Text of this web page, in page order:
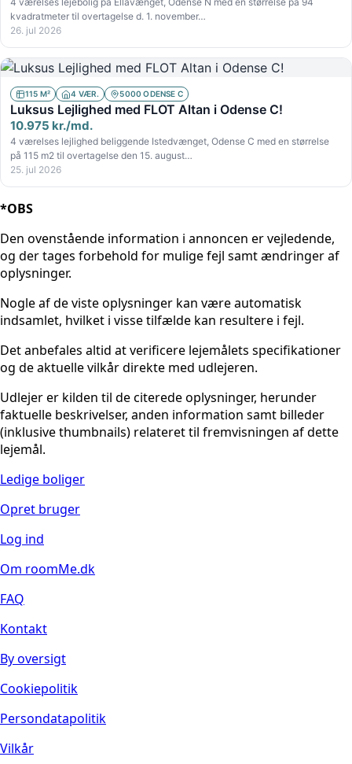
kvadratmeter til overtagelse d. 1. november…
26. jul 2026
115 M² 4 VÆR. 5000 ODENSE C
Luksus Lejlighed med FLOT Altan i Odense C!
10.975 kr./md.
4 værelses lejlighed beliggende Istedvænget, Odense C med en størrelse
på 115 m2 til overtagelse den 15. august…
25. jul 2026
*OBS
Den ovenstående information i annoncen er vejledende,
og der tages forbehold for mulige fejl samt ændringer af
oplysninger.
Nogle af de viste oplysninger kan være automatisk
indsamlet, hvilket i visse tilfælde kan resultere i fejl.
Det anbefales altid at verificere lejemålets specifikationer
og de aktuelle vilkår direkte med udlejeren.
Udlejer er kilden til de citerede oplysninger, herunder
faktuelle beskrivelser, anden information samt billeder
(inklusive thumbnails) relateret til fremvisningen af dette
lejemål.
Ledige boliger
Opret bruger
Log ind
Om roomMe.dk
FAQ
Kontakt
By oversigt
Cookiepolitik
Persondatapolitik
Vilkår